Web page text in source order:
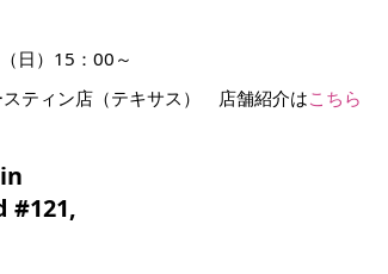
日）15：00～
ティン店（テキサス） 店舗紹介はこちら
#121,